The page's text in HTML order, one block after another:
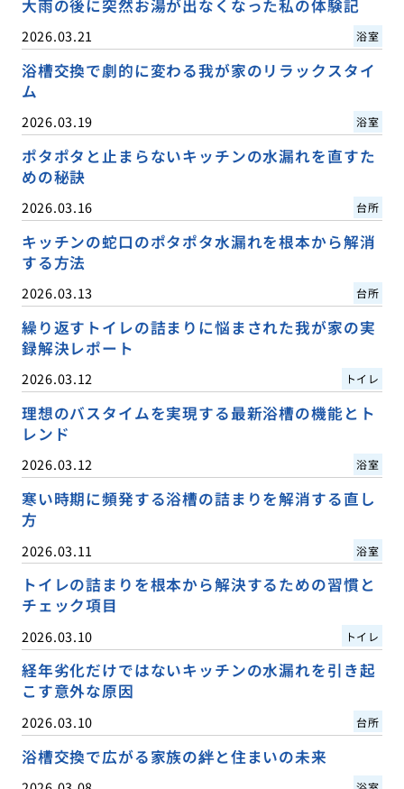
大雨の後に突然お湯が出なくなった私の体験記
2026.03.21 浴室
浴槽交換で劇的に変わる我が家のリラックスタイ
ム
2026.03.19 浴室
ポタポタと止まらないキッチンの水漏れを直すた
めの秘訣
2026.03.16 台所
キッチンの蛇口のポタポタ水漏れを根本から解消
する方法
2026.03.13 台所
繰り返すトイレの詰まりに悩まされた我が家の実
録解決レポート
2026.03.12 トイレ
理想のバスタイムを実現する最新浴槽の機能とト
レンド
2026.03.12 浴室
寒い時期に頻発する浴槽の詰まりを解消する直し
方
2026.03.11 浴室
トイレの詰まりを根本から解決するための習慣と
チェック項目
2026.03.10 トイレ
経年劣化だけではないキッチンの水漏れを引き起
こす意外な原因
2026.03.10 台所
浴槽交換で広がる家族の絆と住まいの未来